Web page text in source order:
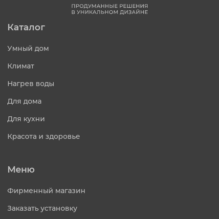
Каталог
Умный дом
Климат
Нагрев воды
Для дома
Для кухни
Красота и здоровье
Меню
Фирменный магазин
Заказать установку